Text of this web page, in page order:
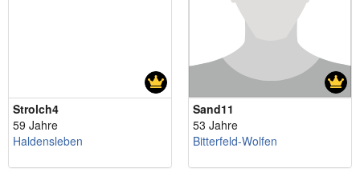
Strolch4
59 Jahre
Haldensleben
Sand11
53 Jahre
Bitterfeld-Wolfen